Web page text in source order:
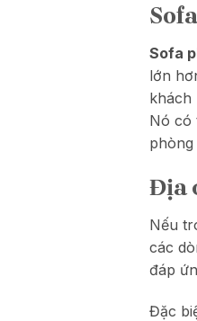
Sofa
lớn
khách
Nó có
Địa
Nếu
các
đáp
Đặc